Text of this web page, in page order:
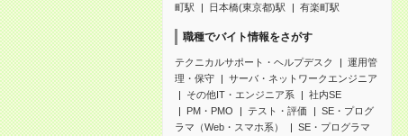
町駅
日本橋(東京都)駅 有楽町駅
職種でバイト情報をさがす
テクニカルサポート・ヘルプデスク
運用管
理・保守
サーバ・ネットワークエンジニア
その他IT・エンジニア系
社内SE
PM・PMO
テスト・評価
SE・プログ
ラマ（Web・スマホ系）
SE・プログラマ